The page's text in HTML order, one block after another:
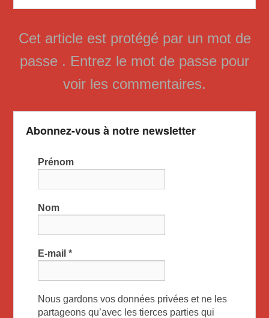
Cet article est protégé par un mot de
passe . Entrez le mot de passe pour
voir les commentaires.
Abonnez-vous à notre newsletter
Prénom
Nom
E-mail*
Nous gardons vos données privées et ne les
partageons qu’avec les tierces parties qui